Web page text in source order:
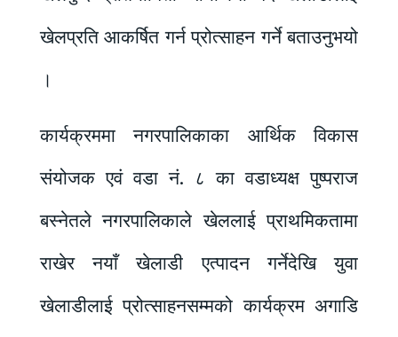
खेलप्रति आकर्षित गर्न प्रोत्साहन गर्ने बताउनुभयो
।
कार्यक्रममा नगरपालिकाका आर्थिक विकास
संयोजक एवं वडा नं. ८ का वडाध्यक्ष पुष्पराज
बस्नेतले नगरपालिकाले खेललाई प्राथमिकतामा
राखेर नयाँ खेलाडी एत्पादन गर्नेदेखि युवा
खेलाडीलाई प्रोत्साहनसम्मको कार्यक्रम अगाडि